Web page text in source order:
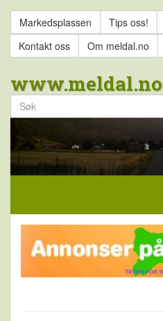
Markedsplassen Tips oss!
Kontakt oss
Om meldal.no
www.meldal.no